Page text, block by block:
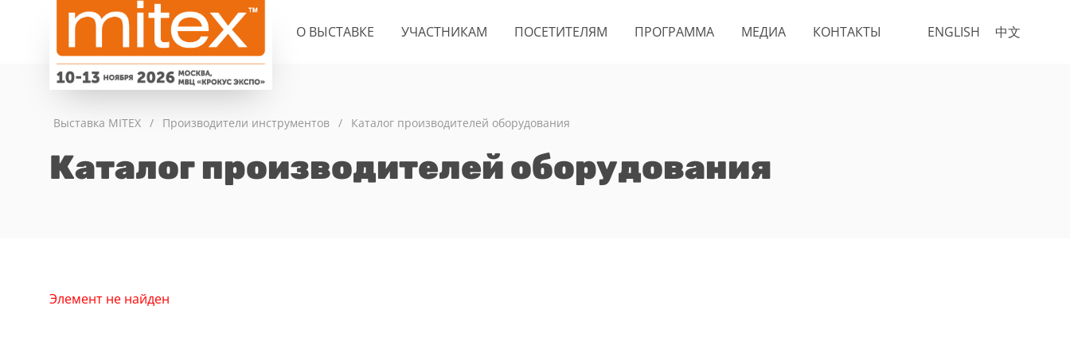
ENGLISH 中文
О ВЫСТАВКЕ УЧАСТНИКАМ ПОСЕТИТЕЛЯМ ПРОГРАММА МЕДИА КОНТАКТЫ
Выставка MITEX / Производители инструментов / Каталог производителей оборудования
Каталог производителей оборудования
Элемент не найден